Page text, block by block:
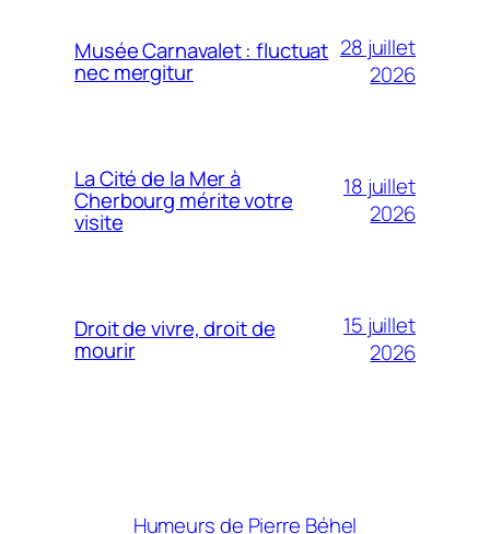
Musée Carnavalet : fluctuat
nec mergitur
28 juillet
2026
La Cité de la Mer à
Cherbourg mérite votre
visite
18 juillet
2026
Droit de vivre, droit de
mourir
15 juillet
2026
Humeurs de Pierre Béhel